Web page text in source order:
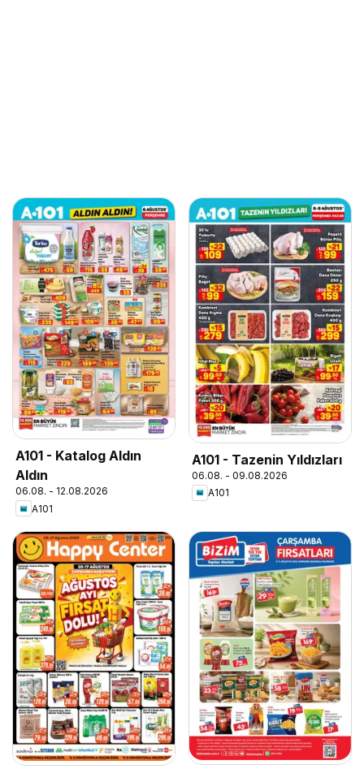
A101 - Katalog Aldın
Aldın
06.08. - 12.08.2026
A101
A101 - Tazenin Yıldızları
06.08. - 09.08.2026
A101